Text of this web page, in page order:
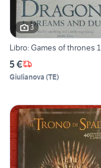
3
Libro: Games of thrones 1
5 €
Giulianova (TE)